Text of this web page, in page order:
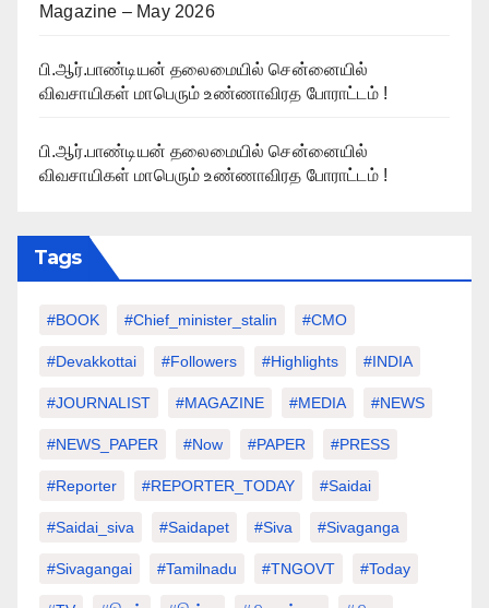
Magazine – May 2026
பி.ஆர்.பாண்டியன் தலைமையில் சென்னையில்
விவசாயிகள் மாபெரும் உண்ணாவிரத போராட்டம் !
பி.ஆர்.பாண்டியன் தலைமையில் சென்னையில்
விவசாயிகள் மாபெரும் உண்ணாவிரத போராட்டம் !
Tags
#BOOK #chief_minister_stalin #CMO
#devakkottai #followers #highlights #INDIA
#JOURNALIST #MAGAZINE #MEDIA #NEWS
#NEWS_PAPER #Now #PAPER #PRESS
#Reporter #REPORTER_TODAY #saidai
#saidai_siva #saidapet #Siva #Sivaganga
#sivagangai #tamilnadu #TNGOVT #today